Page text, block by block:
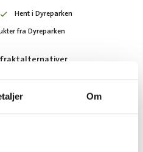
Om
Hent i Dyreparken
fra Dyreparken
fraktalternativer